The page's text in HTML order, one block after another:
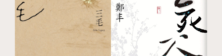
關於張淑芬：
我不知道別人是怎麼看「台積電慈善基金會」董事長張
淑芬的，但對我而言，她就是一個「法華經者」。
台北市音樂季
何以解憂？朋友與杜康！
時光走向女孩，女人雕刻時光
作弊，布施，金剛經